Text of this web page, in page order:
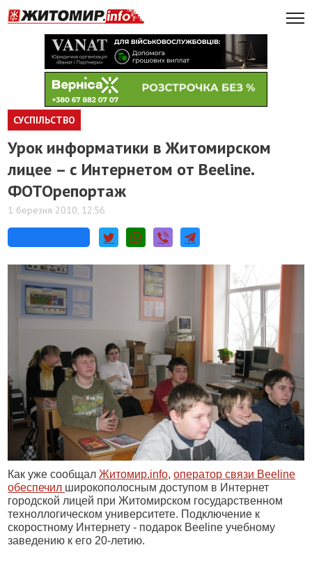
СУСПІЛЬСТВО
Урок информатики в Житомирском
лицее – с Интернетом от Beeline.
ФОТОрепортаж
1 березня 2010, 12:56
Как уже сообщалЖитомир.info,оператор связи Beeline
обеспечил широкополосным доступом в Интернет
городской лицей при Житомирском государственном
техноллогическом университете. Подключение к
скоростному Интернету - подарок Beeline учебному
заведению к его 20-летию.